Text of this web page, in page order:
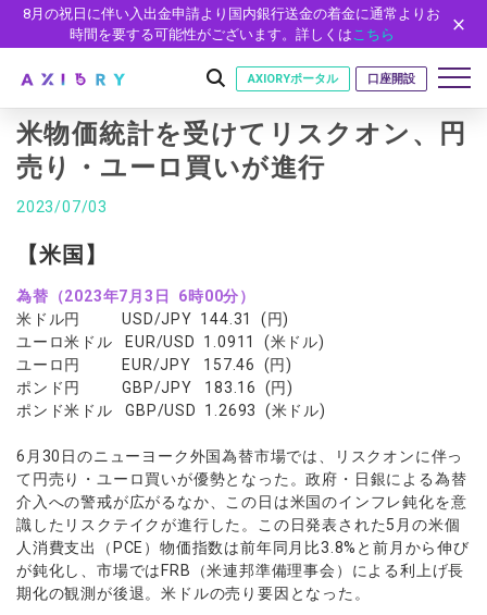
8月の祝日に伴い入出金申請より国内銀行送金の着金に通常よりお
時間を要する可能性がございます。詳しくはこちら
はじめに
ライセンス
安全性
取引
取引商品
FX（通貨ペア）
現物株式
ETF
株式CFD
株価指数CFD
エネルギーCFD
貴金属CFD
ソフトコモディティCFD
NEW
バトルCFD
取引条件
スプレッド・手数料
ゼロカットとロスカット
スワップとロールオーバー
入出金方法
レバレッジ
約定率
取引時間
取引計算シミュレーター
注文執行ポリシー
口座
口座の種類
口座タイプ
法人のお客様
デモ口座
ウォレット口座
NEW
口座開設
口座開設フォーム
必要書類
プラットフォーム
プラットフォーム
MT5
cTrader
AXIORYアプリ
AXIORYポータル
ツール
MT4/MT5 ヒストリカルデータ
カスタムインジケーター
日本時間表示インジケータ
ストライク インジケータ
MQLシグナル
NEW
通貨インデックス
パートナー
パートナーシップ・プログラム
イントロデュース・パートナープログラム（IP）
特別・VIPプログラム
NEW
ニュース
ニュースリリース
お知らせ
マーケットニュース
コーポレートニュース
キャンペーン
会社概要
企業情報
会社概要
役員紹介
お問合せ
日本語
English
口座開設する
AXIORYポータル 口座開設
米物価統計を受けてリスクオン、円
売り・ユーロ買いが進行
2023/07/03
【米国】
為替（2023年7月3日 6時00分）
米ドル円 USD/JPY 144.31 (円)
ユーロ米ドル EUR/USD 1.0911 (米ドル)
ユーロ円 EUR/JPY 157.46 (円)
ポンド円 GBP/JPY 183.16 (円)
ポンド米ドル GBP/USD 1.2693 (米ドル)
6月30日のニューヨーク外国為替市場では、リスクオンに伴っ
て円売り・ユーロ買いが優勢となった。政府・日銀による為替
介入への警戒が広がるなか、この日は米国のインフレ鈍化を意
識したリスクテイクが進行した。この日発表された5月の米個
人消費支出（PCE）物価指数は前年同月比3.8%と前月から伸び
が鈍化し、市場ではFRB（米連邦準備理事会）による利上げ長
期化の観測が後退。米ドルの売り要因となった。